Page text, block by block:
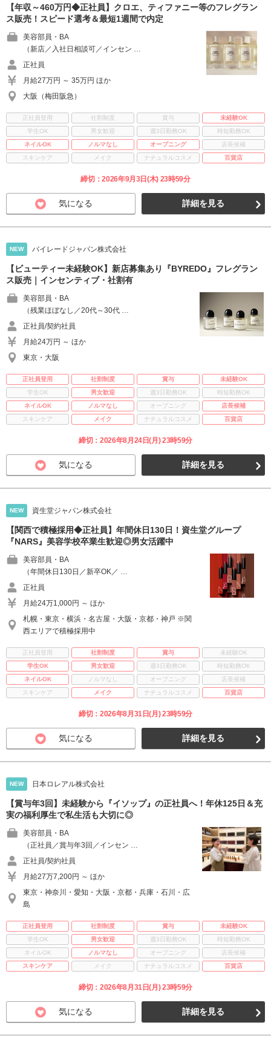
【年収～460万円◆正社員】クロエ、ティファニー等のフレグラン
ス販売！スピード選考＆最短1週間で内定
美容部員・BA
（新店／入社日相談可／インセン …
正社員
月給27万円 ～ 35万円 ほか
大阪（梅田阪急）
正社員登用 社割制度 賞与
未経験OK
学生OK
男女歓迎 週3日勤務OK
時短勤務OK
ネイルOK
ノルマなし オープニング
店長候補
スキンケア
メイク ナチュラルコスメ 百貨店
締切：2026年9月3日(木) 23時59分
気になる 詳細を見る
NEW バイレードジャパン株式会社
【ビューティー未経験OK】新店募集あり『BYREDO』フレグラン
ス販売｜インセンティブ・社割有
美容部員・BA
（残業ほぼなし／20代～30代 …
正社員/契約社員
月給24万円 ～ ほか
東京・大阪
正社員登用 社割制度 賞与
未経験OK
学生OK
男女歓迎 週3日勤務OK
時短勤務OK
ネイルOK
ノルマなし オープニング
店長候補
スキンケア
メイク ナチュラルコスメ 百貨店
締切：2026年8月24日(月) 23時59分
気になる 詳細を見る
NEW 資生堂ジャパン株式会社
【関西で積極採用◆正社員】年間休日130日！資生堂グループ
『NARS』美容学校卒業生歓迎◎男女活躍中
美容部員・BA
（年間休日130日／新卒OK／ …
正社員
月給24万1,000円 ～ ほか
札幌・東京・横浜・名古屋・大阪・京都・神戸 ※関
西エリアで積極採用中
正社員登用 社割制度 賞与
未経験OK
学生OK
男女歓迎 週3日勤務OK
時短勤務OK
ネイルOK
ノルマなし オープニング
店長候補
スキンケア
メイク ナチュラルコスメ 百貨店
締切：2026年8月31日(月) 23時59分
気になる 詳細を見る
NEW 日本ロレアル株式会社
【賞与年3回】未経験から『イソップ』の正社員へ！年休125日＆充
実の福利厚生で私生活も大切に◎
美容部員・BA
（正社員／賞与年3回／インセン …
正社員/契約社員
月給27万7,200円 ～ ほか
東京・神奈川・愛知・大阪・京都・兵庫・石川・広
島
正社員登用 社割制度 賞与
未経験OK
学生OK
男女歓迎 週3日勤務OK
時短勤務OK
ネイルOK
ノルマなし オープニング
店長候補
スキンケア
メイク ナチュラルコスメ 百貨店
締切：2026年8月31日(月) 23時59分
気になる 詳細を見る